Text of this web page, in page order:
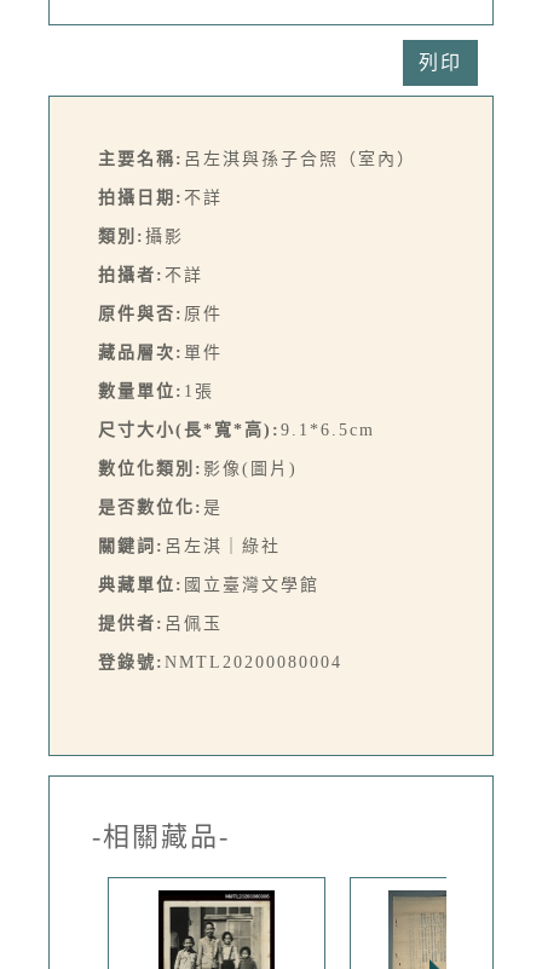
列印
主要名稱: 呂左淇與孫子合照（室內）
拍攝日期: 不詳
類別: 攝影
拍攝者: 不詳
原件與否: 原件
藏品層次: 單件
數量單位: 1張
尺寸大小(長*寬*高): 9.1*6.5cm
數位化類別: 影像(圖片)
是否數位化: 是
關鍵詞: 呂左淇｜綠社
典藏單位: 國立臺灣文學館
提供者: 呂佩玉
登錄號: NMTL20200080004
-相關藏品-